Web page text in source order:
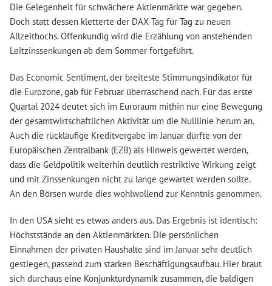
Die Gelegenheit für schwächere Aktienmärkte war gegeben.
Doch statt dessen kletterte der DAX Tag für Tag zu neuen
Allzeithochs. Offenkundig wird die Erzählung von anstehenden
Leitzinssenkungen ab dem Sommer fortgeführt.
Das Economic Sentiment, der breiteste Stimmungsindikator für
die Eurozone, gab für Februar überraschend nach. Für das erste
Quartal 2024 deutet sich im Euroraum mithin nur eine Bewegung
der gesamtwirtschaftlichen Aktivität um die Nulllinie herum an.
Auch die rückläufige Kreditvergabe im Januar dürfte von der
Europäischen Zentralbank (EZB) als Hinweis gewertet werden,
dass die Geldpolitik weiterhin deutlich restriktive Wirkung zeigt
und mit Zinssenkungen nicht zu lange gewartet werden sollte.
An den Börsen wurde dies wohlwollend zur Kenntnis genommen.
In den USA sieht es etwas anders aus. Das Ergebnis ist identisch:
Höchststände an den Aktienmärkten. Die persönlichen
Einnahmen der privaten Haushalte sind im Januar sehr deutlich
gestiegen, passend zum starken Beschäftigungsaufbau. Hier braut
sich durchaus eine Konjunkturdynamik zusammen, die baldigen